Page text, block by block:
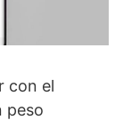
con el
peso